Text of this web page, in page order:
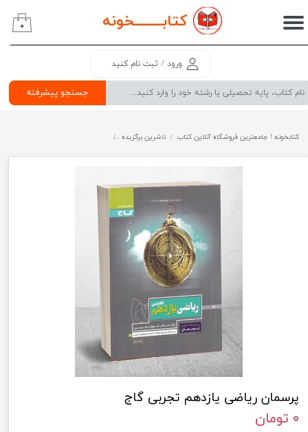
کتابــــــــخونه
جستجو پیشرفته
ورود / ثبت نام کنید
حساب کاربری من
سفارشات
۰
کتابخونه ! جامعترین فروشگاه آنلاین کتاب ناشرین برگزیده
پرسمان ریاضی یازدهم تجربی گاج
۰ تومان